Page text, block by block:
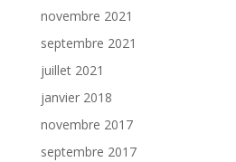
novembre 2021
septembre 2021
juillet 2021
janvier 2018
novembre 2017
septembre 2017